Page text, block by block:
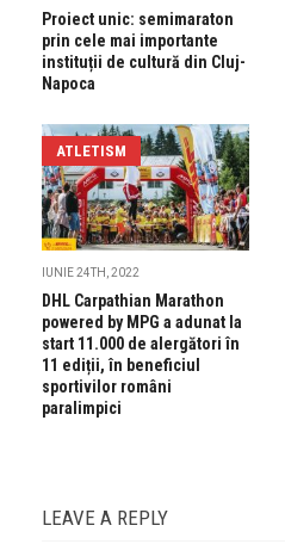
Proiect unic: semimaraton
prin cele mai importante
instituții de cultură din Cluj-
Napoca
ATLETISM
IUNIE 24TH, 2022
DHL Carpathian Marathon
powered by MPG a adunat la
start 11.000 de alergători în
11 ediții, în beneficiul
sportivilor români
paralimpici
LEAVE A REPLY